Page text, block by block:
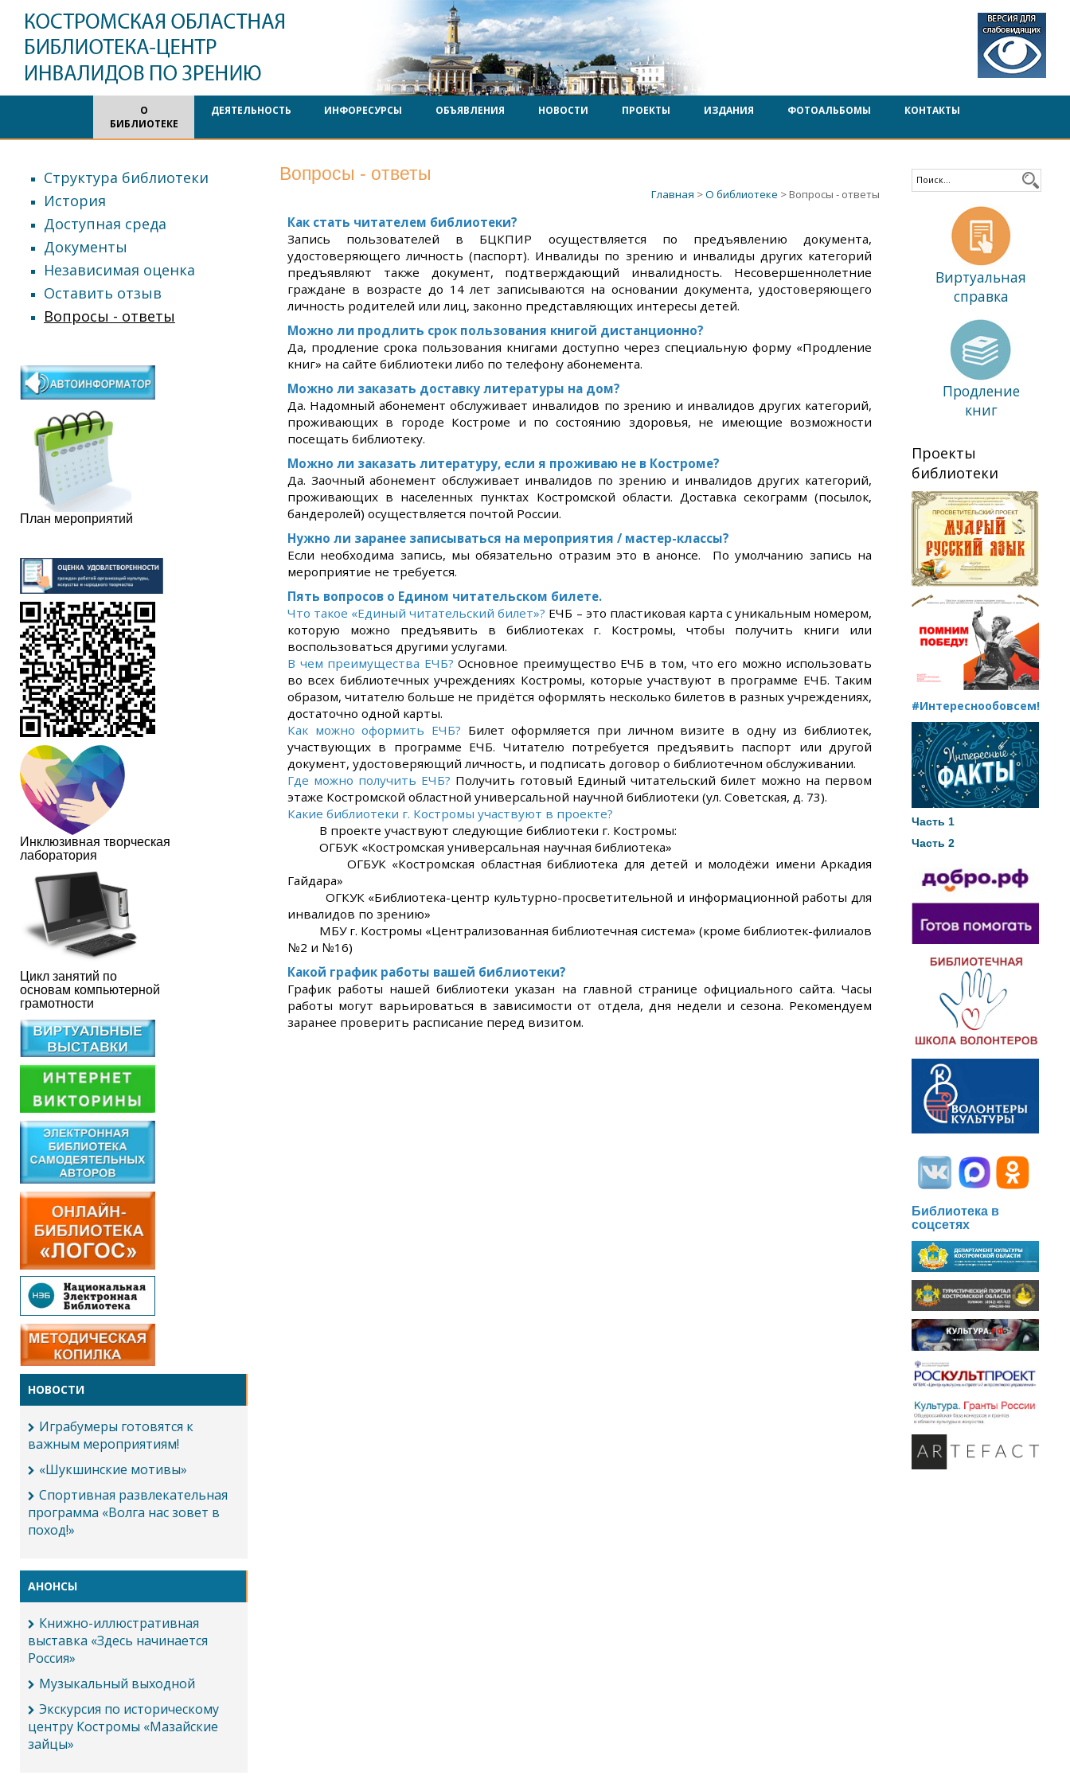
О
БИБЛИОТЕКЕ
ДЕЯТЕЛЬНОСТЬ ИНФОРЕСУРСЫ ОБЪЯВЛЕНИЯ НОВОСТИ ПРОЕКТЫ ИЗДАНИЯ ФОТОАЛЬБОМЫ КОНТАКТЫ
Структура библиотеки
История
Доступная среда
Документы
Независимая оценка
Оставить отзыв
Вопросы - ответы
План мероприятий
Инклюзивная творческая
лаборатория
Цикл занятий по
основам компьютерной
грамотности
НОВОСТИ
Играбумеры готовятся к
важным мероприятиям!
«Шукшинские мотивы»
Спортивная развлекательная
программа «Волга нас зовет в
поход!»
АНОНСЫ
Книжно-иллюстративная
выставка «Здесь начинается
Россия»
Музыкальный выходной
Экскурсия по историческому
центру Костромы «Мазайские
зайцы»
Вопросы - ответы
Главная >О библиотеке > Вопросы - ответы
Как стать читателем библиотеки?
Запись пользователей в БЦКПИР осуществляется по предъявлению документа,
удостоверяющего личность (паспорт). Инвалиды по зрению и инвалиды других категорий
предъявляют также документ, подтверждающий инвалидность. Несовершеннолетние
граждане в возрасте до 14 лет записываются на основании документа, удостоверяющего
личность родителей или лиц, законно представляющих интересы детей.
Можно ли продлить срок пользования книгой дистанционно?
Да, продление срока пользования книгами доступно через специальную форму «Продление
книг» на сайте библиотеки либо по телефону абонемента.
Можно ли заказать доставку литературы на дом?
Да. Надомный абонемент обслуживает инвалидов по зрению и инвалидов других категорий,
проживающих в городе Костроме и по состоянию здоровья, не имеющие возможности
посещать библиотеку.
Можно ли заказать литературу, если я проживаю не в Костроме?
Да. Заочный абонемент обслуживает инвалидов по зрению и инвалидов других категорий,
проживающих в населенных пунктах Костромской области. Доставка секограмм (посылок,
бандеролей) осуществляется почтой России.
Нужно ли заранее записываться на мероприятия / мастер-классы?
Если необходима запись, мы обязательно отразим это в анонсе. По умолчанию запись на
мероприятие не требуется.
Пять вопросов о Едином читательском билете.
Что такое «Единый читательский билет»? ЕЧБ – это пластиковая карта с уникальным номером,
которую можно предъявить в библиотеках г. Костромы, чтобы получить книги или
воспользоваться другими услугами.
В чем преимущества ЕЧБ? Основное преимущество ЕЧБ в том, что его можно использовать
во всех библиотечных учреждениях Костромы, которые участвуют в программе ЕЧБ. Таким
образом, читателю больше не придётся оформлять несколько билетов в разных учреждениях,
достаточно одной карты.
Как можно оформить ЕЧБ? Билет оформляется при личном визите в одну из библиотек,
участвующих в программе ЕЧБ. Читателю потребуется предъявить паспорт или другой
документ, удостоверяющий личность, и подписать договор о библиотечном обслуживании.
Где можно получить ЕЧБ? Получить готовый Единый читательский билет можно на первом
этаже Костромской областной универсальной научной библиотеки (ул. Советская, д. 73).
Какие библиотеки г. Костромы участвуют в проекте?
В проекте участвуют следующие библиотеки г. Костромы:
ОГБУК «Костромская универсальная научная библиотека»
ОГБУК «Костромская областная библиотека для детей и молодёжи имени Аркадия
Гайдара»
ОГКУК «Библиотека-центр культурно-просветительной и информационной работы для
инвалидов по зрению»
МБУ г. Костромы «Централизованная библиотечная система» (кроме библиотек-филиалов
№2 и №16)
Какой график работы вашей библиотеки?
График работы нашей библиотеки указан на главной странице официального сайта. Часы
работы могут варьироваться в зависимости от отдела, дня недели и сезона. Рекомендуем
заранее проверить расписание перед визитом.
Виртуальная
справка
Продление
книг
Проекты
библиотеки
#Интереснообовсем!
Часть 1
Часть 2
Библиотека в
соцсетях